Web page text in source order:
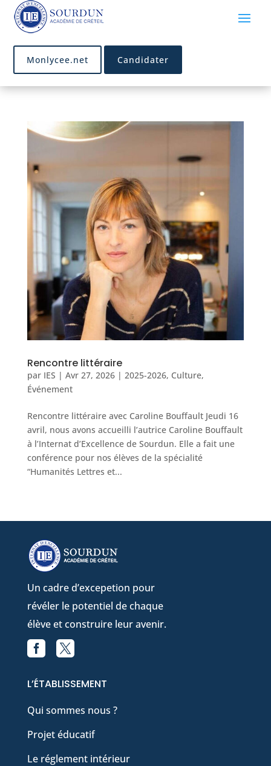
Candidater
Monlycee.net
Rencontre littéraire
par IES | Avr 27, 2026| 2025-2026, Culture,
Événement
Rencontre littéraire avec Caroline Bouffault Jeudi 16
avril, nous avons accueilli l’autrice Caroline Bouffault
à l’Internat d’Excellence de Sourdun. Elle a fait une
conférence pour nos élèves de la spécialité
“Humanités Lettres et...
Un cadre d’excepetion pour
révéler le potentiel de chaque
élève et construire leur avenir.
 Facebook

L’ÉTABLISSEMENT
Qui sommes nous ?
Projet éducatif
Le réglement intérieur